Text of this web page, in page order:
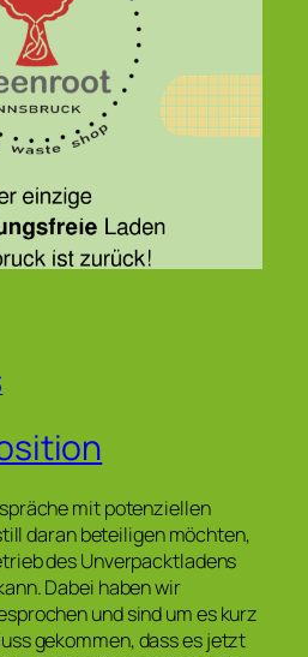
mit potenziellen
daran beteiligen möchten,
des Unverpacktladens
Dabei haben wir
und sind um es kurz
gekommen, dass es jetzt